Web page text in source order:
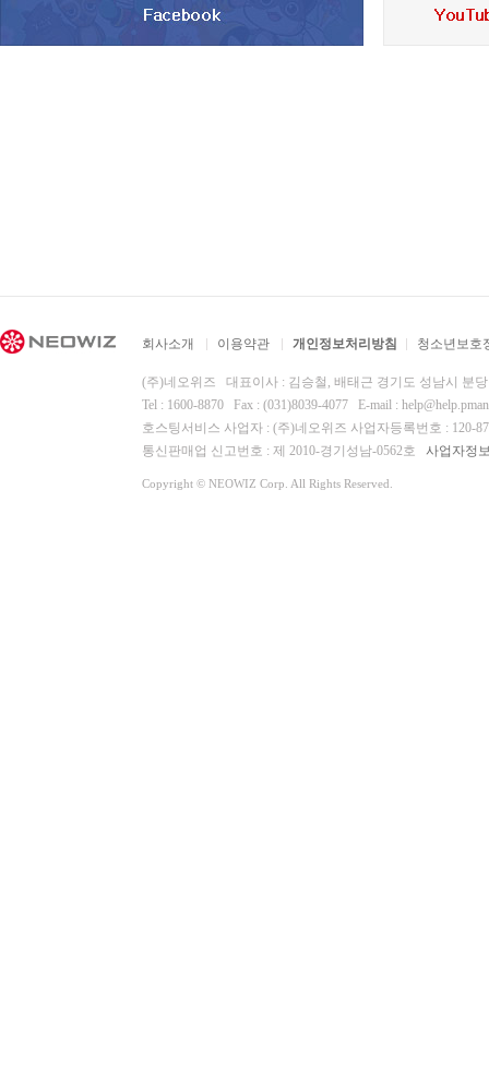
회사소개 이용약관 개인정보처리방침 청소년보호
(주)네오위즈 대표이사 : 김승철, 배태근 경기도 성남시 분
Tel : 1600-8870 Fax : (031)8039-4077 E-mail :
호스팅서비스 사업자 : (주)네오위즈 사업자등록번호 : 120-
통신판매업 신고번호 : 제 2010-경기성남-0562호 사업자정
Copyright © NEOWIZ Corp. All Rights Reserved.